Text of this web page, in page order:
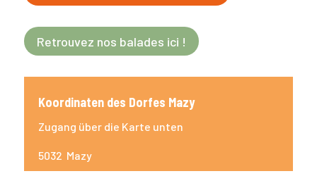
Retrouvez nos balades ici !
Koordinaten des Dorfes Mazy
Zugang über die Karte unten
5032 Mazy